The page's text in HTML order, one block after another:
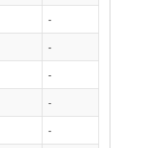
-
-
-
-
-